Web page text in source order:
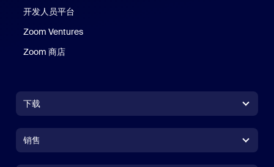
开发人员平台
Zoom Ventures
Zoom 商店
下载
Zoom Rooms 应用Zoom Rooms 应用
销售